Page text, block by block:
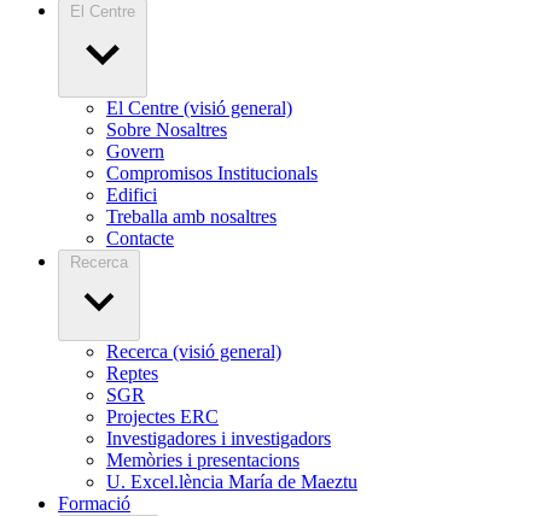
El Centre
El Centre (visió general)
Sobre Nosaltres
Govern
Compromisos Institucionals
Edifici
Treballa amb nosaltres
Contacte
Recerca
Recerca (visió general)
Reptes
SGR
Projectes ERC
Investigadores i investigadors
Memòries i presentacions
U. Excel.lència María de Maeztu
Formació